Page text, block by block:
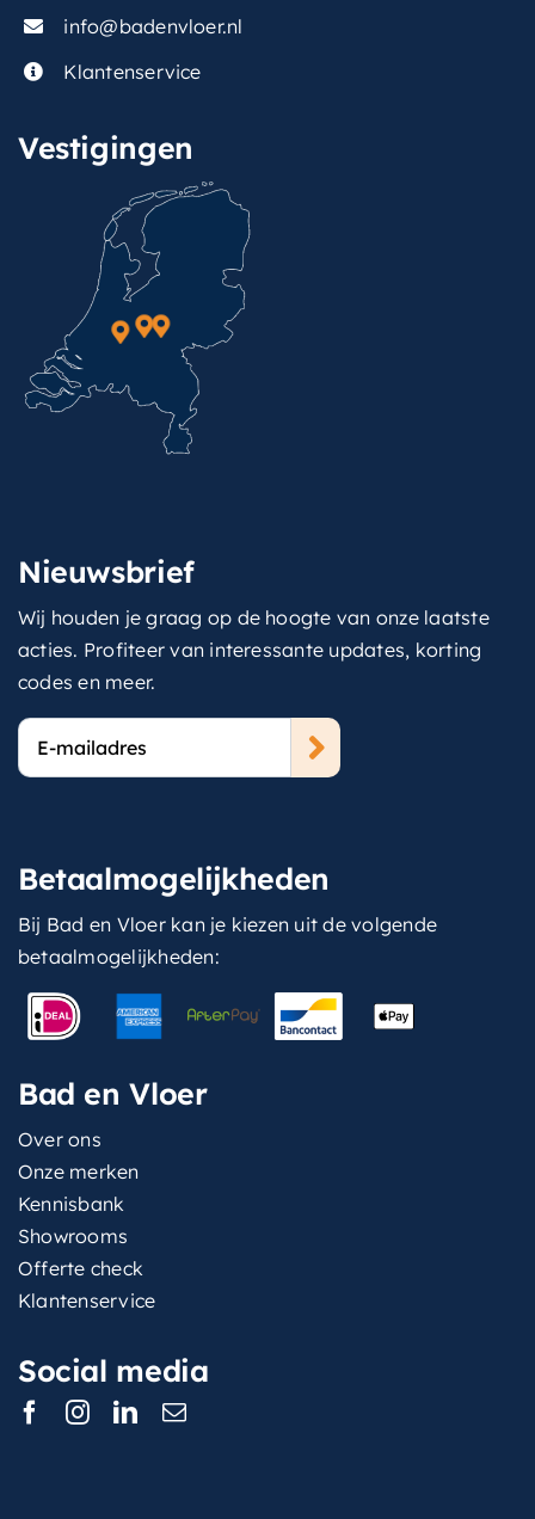
info@badenvloer.nl
Klantenservice
Vestigingen
Nieuwsbrief
Wij houden je graag op de hoogte van onze laatste
acties. Profiteer van interessante updates, korting
codes en meer.
E-
mailadres
Betaalmogelijkheden
Bij Bad en Vloer kan je kiezen uit de volgende
betaalmogelijkheden:
Bad en Vloer
Over ons
Onze merken
Kennisbank
Showrooms
Offerte check
Klantenservice
Social media